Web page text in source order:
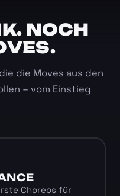
NOCH
die Moves aus den
– vom Einstieg
Choreos für